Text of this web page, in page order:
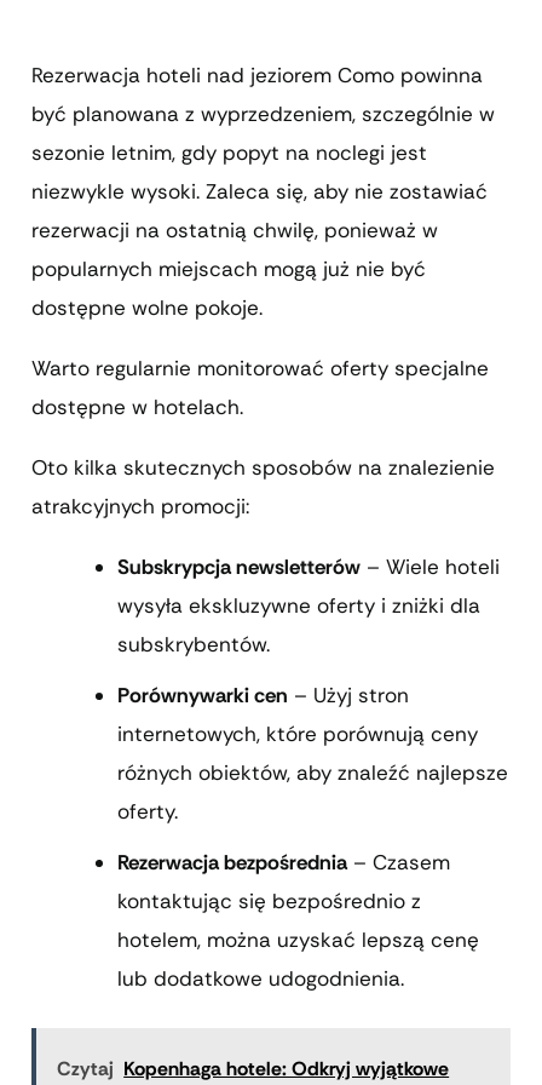
Rezerwacja hoteli nad jeziorem Como powinna
być planowana z wyprzedzeniem, szczególnie w
sezonie letnim, gdy popyt na noclegi jest
niezwykle wysoki. Zaleca się, aby nie zostawiać
rezerwacji na ostatnią chwilę, ponieważ w
popularnych miejscach mogą już nie być
dostępne wolne pokoje.
Warto regularnie monitorować oferty specjalne
dostępne w hotelach.
Oto kilka skutecznych sposobów na znalezienie
atrakcyjnych promocji:
Subskrypcja newsletterów – Wiele hoteli
wysyła ekskluzywne oferty i zniżki dla
subskrybentów.
Porównywarki cen – Użyj stron
internetowych, które porównują ceny
różnych obiektów, aby znaleźć najlepsze
oferty.
Rezerwacja bezpośrednia– Czasem
kontaktując się bezpośrednio z
hotelem, można uzyskać lepszą cenę
lub dodatkowe udogodnienia.
Czytaj Kopenhaga hotele: Odkryj wyjątkowe